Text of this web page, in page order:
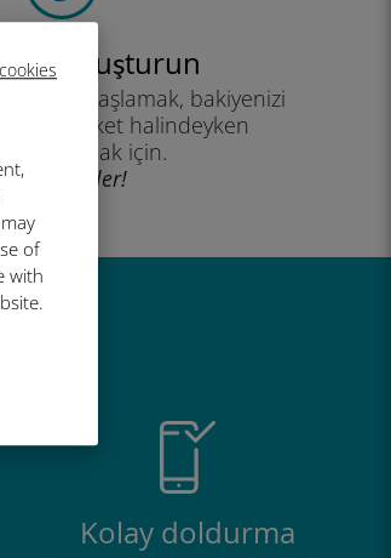
of
with
oluşturun
başlamak, bakiyenizi
ve hareket halindeyken
yapmak için.
eğlenceler!
Kolay doldurma